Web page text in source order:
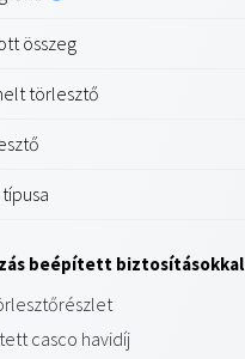
összeg
törlesztő
beépített biztosításokkal
casco havidíj